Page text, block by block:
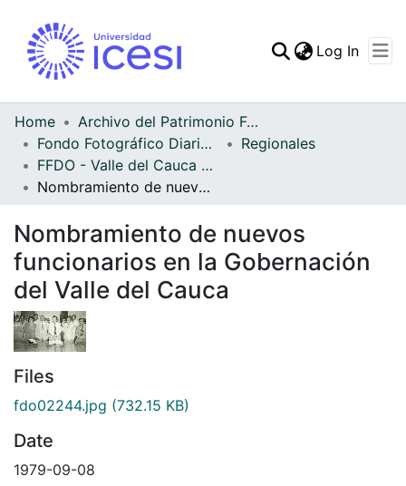
Statistics
Log In
Home
Archivo del Patrimonio Fotográfico y Fílmico del Valle del Cauca
Fondo Fotográfico Diario Occidente
Regionales
FFDO - Valle del Cauca - Patrimonial
Nombramiento de nuevos funcionarios en la Gobernación del Valle del Cauca
Nombramiento de nuevos
funcionarios en la Gobernación
del Valle del Cauca
Files
fdo02244.jpg (732.15 KB)
Date
1979-09-08